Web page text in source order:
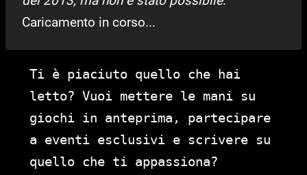
Caricamento in corso...
Ti è piaciuto quello che hai
letto? Vuoi mettere le mani su
giochi in anteprima, partecipare
a eventi esclusivi e scrivere su
quello che ti appassiona?